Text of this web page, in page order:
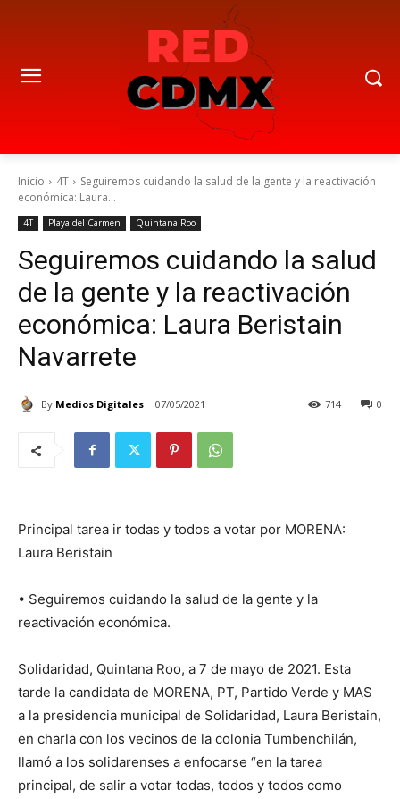
Inicio 4T
Seguiremos cuidando la salud de la gente y la reactivación
económica: Laura...
4T Playa del Carmen Quintana Roo
Seguiremos cuidando la salud
de la gente y la reactivación
económica: Laura Beristain
Navarrete
By Medios Digitales 07/05/2021 0
714
Principal tarea ir todas y todos a votar por MORENA:
Laura Beristain
• Seguiremos cuidando la salud de la gente y la
reactivación económica.
Solidaridad, Quintana Roo, a 7 de mayo de 2021. Esta
tarde la candidata de MORENA, PT, Partido Verde y MAS
a la presidencia municipal de Solidaridad, Laura Beristain,
en charla con los vecinos de la colonia Tumbenchilán,
llamó a los solidarenses a enfocarse “en la tarea
principal, de salir a votar todas, todos y todos como